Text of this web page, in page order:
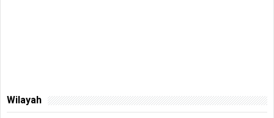
Wilayah